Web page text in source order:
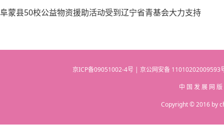
阜蒙县50校公益物资援助活动受到辽宁省青基会大力支持
京ICP备09051002-4号 | 京公网安备
中 国 发 展 网
Copyright © 2016 by